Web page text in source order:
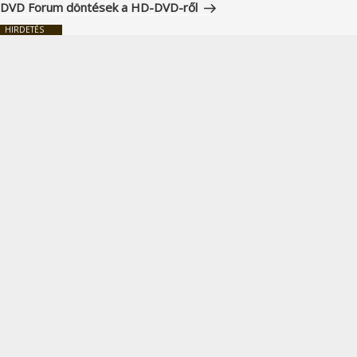
DVD Forum döntések a HD-DVD-ről
HIRDETÉS